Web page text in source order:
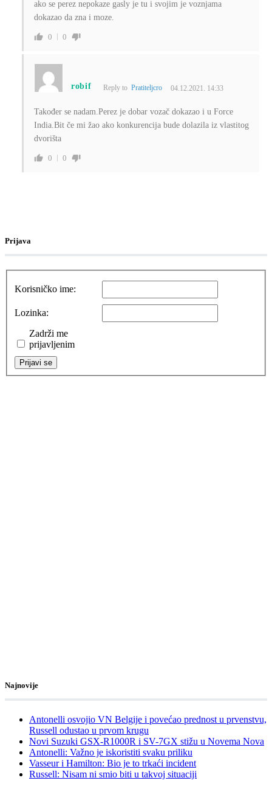
ako se perez nepokaze gasly je tu i svojim je voznjama
dokazao da zna i moze.
0 0
robif Reply toPratiteljcro 04.12.2021. 14:33
Također se nadam.Perez je dobar vozač dokazao i u Force
India.Bit če mi žao ako konkurencija bude dolazila iz vlastitog
dvorišta
0 0
Prijava
Korisničko ime:
Lozinka:
Zadrži me
prijavljenim
Prijavi se
Najnovije
Antonelli osvojio VN Belgije i povećao prednost u prvenstvu,
Russell odustao u prvom krugu
Novi Suzuki GSX-R1000R i SV-7GX stižu u Novema Nova
Antonelli: Važno je iskoristiti svaku priliku
Vasseur i Hamilton: Bio je to trkaći incident
Russell: Nisam ni smio biti u takvoj situaciji